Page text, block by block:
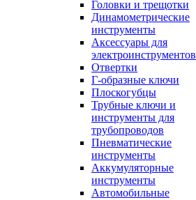
Головки и трещотки
Динамометрические
инструменты
Аксессуары для
электроинструментов
Отвертки
Г-образные ключи
Плоскогубцы
Трубные ключи и
инструменты для
трубопроводов
Пневматические
инструменты
Аккумуляторные
инструменты
Автомобильные